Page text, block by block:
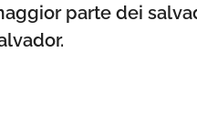
parte dei